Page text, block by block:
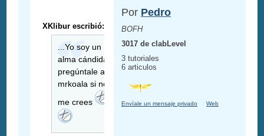
XKlibur escribió:
...Yo soy un
alma cándida,
pregúntale a
mrkoala si no
me crees
Por Pedro
BOFH
3017 de clabLevel
3 tutoriales
6 articulos
Envíale un mensaje privado Web